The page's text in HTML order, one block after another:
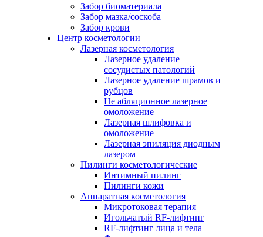
Забор биоматериала
Забор мазка/соскоба
Забор крови
Центр косметологии
Лазерная косметология
Лазерное удаление
сосудистых патологий
Лазерное удаление шрамов и
рубцов
Не абляционное лазерное
омоложение
Лазерная шлифовка и
омоложение
Лазерная эпиляция диодным
лазером
Пилинги косметологические
Интимный пилинг
Пилинги кожи
Аппаратная косметология
Микротоковая терапия
Игольчатый RF-лифтинг
RF-лифтинг лица и тела